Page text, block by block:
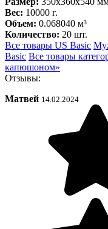
Вес: 10000 г.
Объем: 0.068040 м³
Количество: 20 шт.
Все товары US Basic
Basic Все товары
капюшоном»
Отзывы:
Матвей 14.02.2024